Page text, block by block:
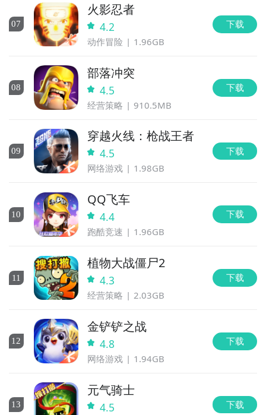
07
火影忍者
4.2
动作冒险 1.96GB
下载
08
部落冲突
4.5
经营策略 910.5MB
下载
09
穿越火线：枪战王者
4.5
网络游戏 1.98GB
下载
10
QQ飞车
4.4
跑酷竞速 1.96GB
下载
11
植物大战僵尸2
4.3
经营策略 2.03GB
下载
12
金铲铲之战
4.8
网络游戏 1.94GB
下载
13
元气骑士
4.5 下载